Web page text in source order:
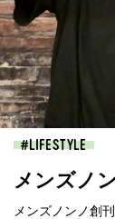
LIFESTYLE
メンズノ
メンズノンノ創